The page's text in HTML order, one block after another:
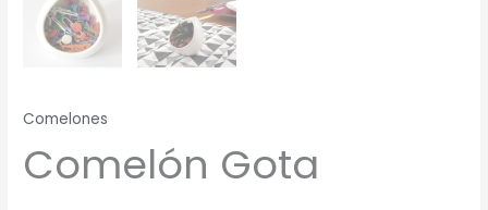
Comelones
Comelón Gota